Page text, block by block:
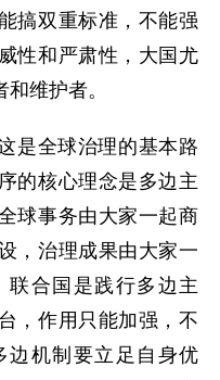
搞双重标准，不能强
性和严肃性，大国尤
维护者。
是全球治理的基本路
的核心理念是多边主
球事务由大家一起商
，治理成果由大家一
联合国是践行多边主
，作用只能加强，不
边机制要立足自身优